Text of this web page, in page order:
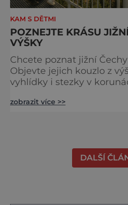
KAM S DĚTMI
POZNEJTE KRÁSU
VÝŠKY
Chcete poznat jižní
Objevte jejich kouzlo z
vyhlídky i stezky v
města i Alpy v dálce. Ptačí pozorovatelna
zobrazit více >>
DALŠÍ